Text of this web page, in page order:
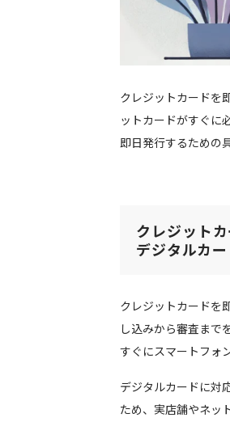
クレジットカードを
ットカードがすぐに
即日発行するための
クレジット
デジタルカ
クレジットカードを
し込みから審査まで
すぐにスマートフォ
デジタルカードに対
ため、実店舗やネッ